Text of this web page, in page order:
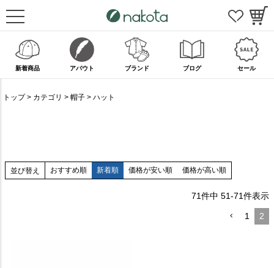
新着商品 アバウト ブランド ブログ セール
トップ カテゴリ 帽子 ハット
並び替え おすすめ順 新着順 価格が安い順 価格が高い順
71件中 51-71件表示
1 2